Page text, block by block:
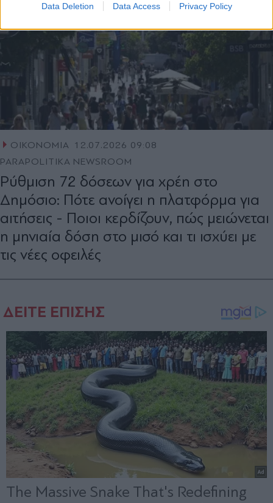
Data Deletion Data Access Privacy Policy
ΟΙΚΟΝΟΜΙΑ 12.07.2026 09:08
PARAPOLITIKA NEWSROOM
Ρύθμιση 72 δόσεων για χρέη στο
Δημόσιο: Πότε ανοίγει η πλατφόρμα για
αιτήσεις - Ποιοι κερδίζουν, πώς μειώνεται
η μηνιαία δόση στο μισό και τι ισχύει με
τις νέες οφειλές